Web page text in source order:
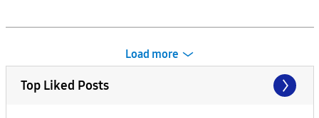
Load more
Top Liked Posts